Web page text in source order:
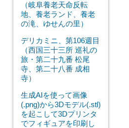
（岐阜養老天命反転
地、養老ランド、養老
の滝、ゆせんの里）
デリカミニ、第106週目
（西国三十三所 巡礼の
旅・第二十九番 松尾
寺、第二十八番 成相
寺）
生成AIを使って画像
(.png)から3Dモデル(.stl)
を起こして3Dプリンタ
でフィギュアを印刷し